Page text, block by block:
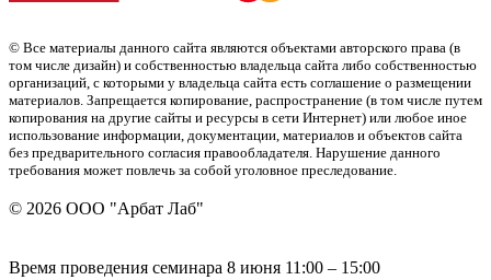
© Все материалы данного сайта являются объектами авторского права (в
том числе дизайн) и собственностью владельца сайта либо собственностью
организаций, с которыми у владельца сайта есть соглашение о размещении
материалов. Запрещается копирование, распространение (в том числе путем
копирования на другие сайты и ресурсы в сети Интернет) или любое иное
использование информации, документации, материалов и объектов сайта
без предварительного согласия правообладателя. Нарушение данного
требования может повлечь за собой уголовное преследование.
© 2026 ООО "Арбат Лаб"
Время проведения семинара 8 июня 11:00 – 15:00